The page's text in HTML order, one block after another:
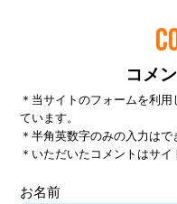
コメ
＊当サイトのフォームを利
ています。
＊半角英数字のみの入力はで
＊いただいたコメントはサ
お名前